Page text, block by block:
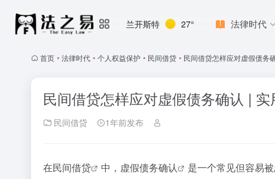
兰开斯特 27° 法律时代
首页 • 法律时代 • 个人权益保护 • 民间借贷 • 民间借贷怎样应对虚假债务
民间借贷怎样应对虚假债务确认 |
民间借贷 1年前发布
在民间借贷 中， 虚假债务确认
是一个常见但容易